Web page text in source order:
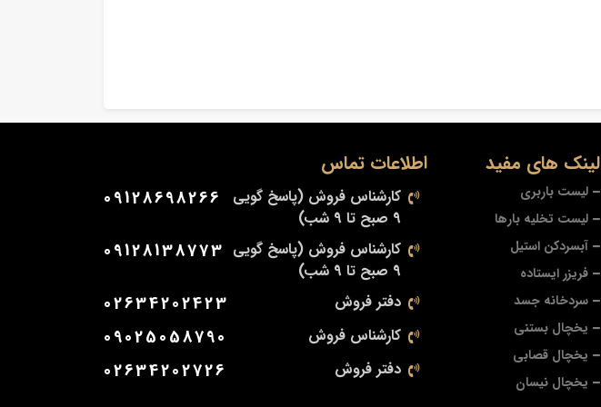
لینک های مفید
لیست باربری
لیست تخلیه بارها
آبسردکن استیل
فریزر ایستاده
سردخانه جسد
یخچال بستنی
یخچال قصابی
یخچال نیسان
اطلاعات تماس
کارشناس فروش (پاسخ گویی
9 صبح تا 9 شب)
09128698266
کارشناس فروش (پاسخ گویی
9 صبح تا 9 شب)
09128138773
دفتر فروش 02634202423
کارشناس فروش 09025058790
دفتر فروش 02634202726